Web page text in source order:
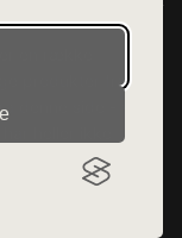
en række
produkter fra
denne side - vi
heller ikke